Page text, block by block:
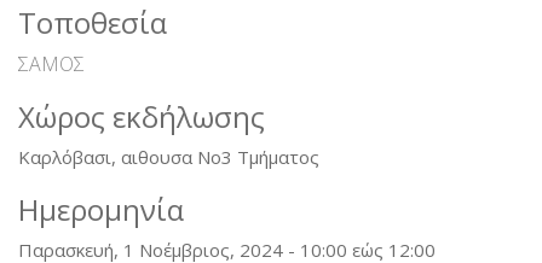
Τοποθεσία
ΣΑΜΟΣ
Χώρος εκδήλωσης
Kαρλόβασι, αιθουσα Νο3 Τμήματος
Ημερομηνία
Παρασκευή, 1 Νοέμβριος, 2024 - 10:00 εώς 12:00